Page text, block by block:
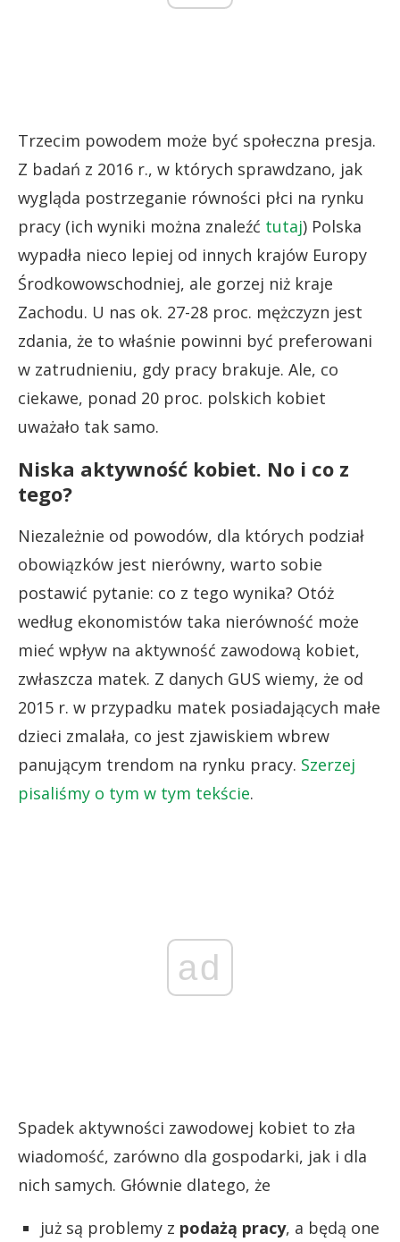
Trzecim powodem może być społeczna presja.
Z badań z 2016 r., w których sprawdzano, jak
wygląda postrzeganie równości płci na rynku
pracy (ich wyniki można znaleźć tutaj) Polska
wypadła nieco lepiej od innych krajów Europy
Środkowowschodniej, ale gorzej niż kraje
Zachodu. U nas ok. 27-28 proc. mężczyzn jest
zdania, że to właśnie powinni być preferowani
w zatrudnieniu, gdy pracy brakuje. Ale, co
ciekawe, ponad 20 proc. polskich kobiet
uważało tak samo.
Niska aktywność kobiet. No i co z
tego?
Niezależnie od powodów, dla których podział
obowiązków jest nierówny, warto sobie
postawić pytanie: co z tego wynika? Otóż
według ekonomistów taka nierówność może
mieć wpływ na aktywność zawodową kobiet,
zwłaszcza matek. Z danych GUS wiemy, że od
2015 r. w przypadku matek posiadających małe
dzieci zmalała, co jest zjawiskiem wbrew
panującym trendom na rynku pracy. Szerzej
pisaliśmy o tym w tym tekście.
ad
Spadek aktywności zawodowej kobiet to zła
wiadomość, zarówno dla gospodarki, jak i dla
nich samych. Głównie dlatego, że
już są problemy z podażą pracy, a będą one